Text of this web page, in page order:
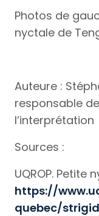
Photos de
nyctale de
Auteure :
responsable
l’interprétation
Sources :
UQROP. Petite
https://
quebec/